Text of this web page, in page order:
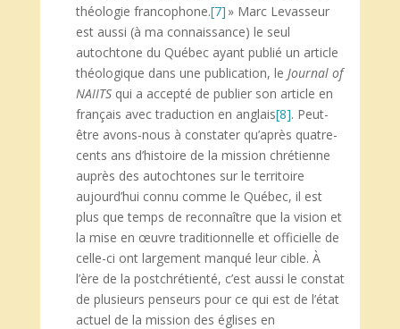
théologie francophone.[7] » Marc Levasseur
est aussi (à ma connaissance) le seul
autochtone du Québec ayant publié un article
théologique dans une publication, le Journal of
NAIITS qui a accepté de publier son article en
français avec traduction en anglais[8]. Peut-
être avons-nous à constater qu’après quatre-
cents ans d’histoire de la mission chrétienne
auprès des autochtones sur le territoire
aujourd’hui connu comme le Québec, il est
plus que temps de reconnaître que la vision et
la mise en œuvre traditionnelle et officielle de
celle-ci ont largement manqué leur cible. À
l’ère de la postchrétienté, c’est aussi le constat
de plusieurs penseurs pour ce qui est de l’état
actuel de la mission des églises en